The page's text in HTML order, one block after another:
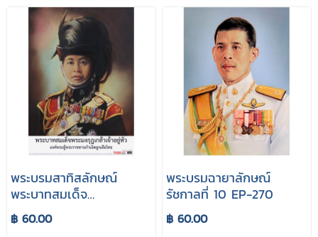
พระบรมสาทิสลักษณ์
พระบาทสมเด็จ
พระมงกุฎเกล้าเจ้าอยู่หัวฯ
EP-110
฿ 60.00
พระบรมฉายาลักษณ์
รัชกาลที่ 10 EP-270
฿ 60.00